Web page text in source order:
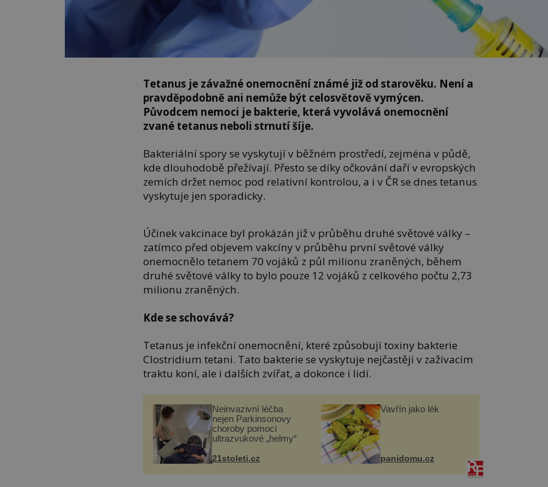
Tetanus je závažné onemocnění známé již od starověku. Není a
pravděpodobně ani nemůže být celosvětově vymýcen.
Původcem nemoci je bakterie, která vyvolává onemocnění
zvané tetanus neboli strnutí šíje.
Bakteriální spory se vyskytují v běžném prostředí, zejména v půdě,
kde dlouhodobě přežívají. Přesto se díky očkování daří v evropských
zemích držet nemoc pod relativní kontrolou, a i v ČR se dnes tetanus
vyskytuje jen sporadicky.
Účinek vakcinace byl prokázán již v průběhu druhé světové války –
zatímco před objevem vakcíny v průběhu první světové války
onemocnělo tetanem 70 vojáků z půl milionu zraněných, během
druhé světové války to bylo pouze 12 vojáků z celkového počtu 2,73
milionu zraněných.
Kde se schovává?
Tetanus je infekční onemocnění, které způsobují toxiny bakterie
Clostridium tetani. Tato bakterie se vyskytuje nejčastěji v zažívacím
traktu koní, ale i dalších zvířat, a dokonce i lidí.
Neinvazivní léčba
nejen Parkinsonovy
choroby pomocí
ultrazvukové „helmy“
21stoleti.cz
Vavřín jako lék
panidomu.cz